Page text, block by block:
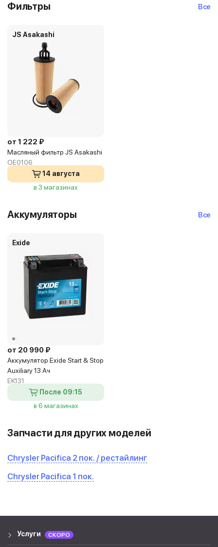
Фильтры Все
JS Asakashi
от 1 222 ₽
Масляный фильтр JS Asakashi
OE0106
14 августа
в 3 магазинах
Аккумуляторы Все
Exide
от 20 990 ₽
Аккумулятор Exide Start & Stop
Auxiliary 13 Ач
EK131
После 09:15
в 6 магазинах
Запчасти для других моделей
Chrysler Pacifica 2 пок. / рестайлинг
Chrysler Pacifica 1 пок.
Услуги СКОРО